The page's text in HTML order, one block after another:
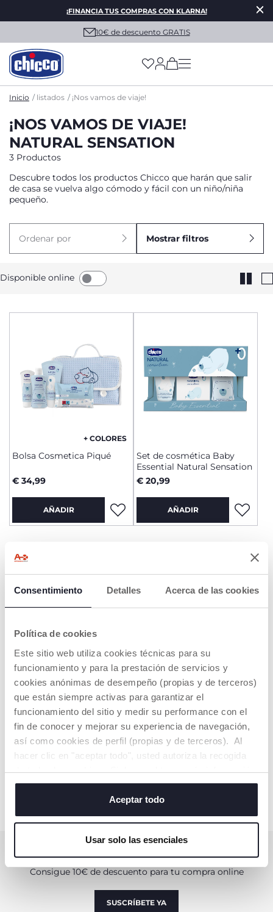
Consentimiento Detalles Acerca de las cookies
Política de cookies
Este sitio web utiliza cookies técnicas para su
funcionamiento y para la prestación de servicios y
cookies anónimas de desempeño (propias y de terceros)
que están siempre activas para garantizar el
funcionamiento del sitio y medir su performance con el
fin de conocer y mejorar su experiencia de navegación,
así como cookies de perfil (propias y de terceros). Al
hacer clic en "aceptar todo", usted autoriza la recogida
de todas las cookies. Si desea obtener más información
o cambiar o revocar el consentimiento de todas o
algunas cookies, haga clic en "mostrar detalles". Al
cerrar este banner, usted consiente en utilizar
servicio solicitado.
Aceptar todo
Usar solo las esenciales
¡FINANCIA TUS COMPRAS CON KLARNA!
10€ de descuento GRATIS
(has more options
Inicio listados ¡Nos vamos de viaje!
¡NOS VAMOS DE VIAJE!
NATURAL SENSATION
3 Productos
Descubre todos los productos Chicco que harán que salir
de casa se vuelva algo cómodo y fácil con un niño/niña
pequeño.
Ordenar por Mostrar filtros
Disponible online
+ COLORES
Bolsa Cosmetica Piqué
€ 34,99
AÑADIR
Set de cosmética Baby
Essential Natural Sensation
€ 20,99
AÑADIR
Bolsa de paseo con cambio
de pañal
€ 18,99
AÑADIR
Consigue 10€ de descuento para tu compra online
SUSCRÍBETE YA